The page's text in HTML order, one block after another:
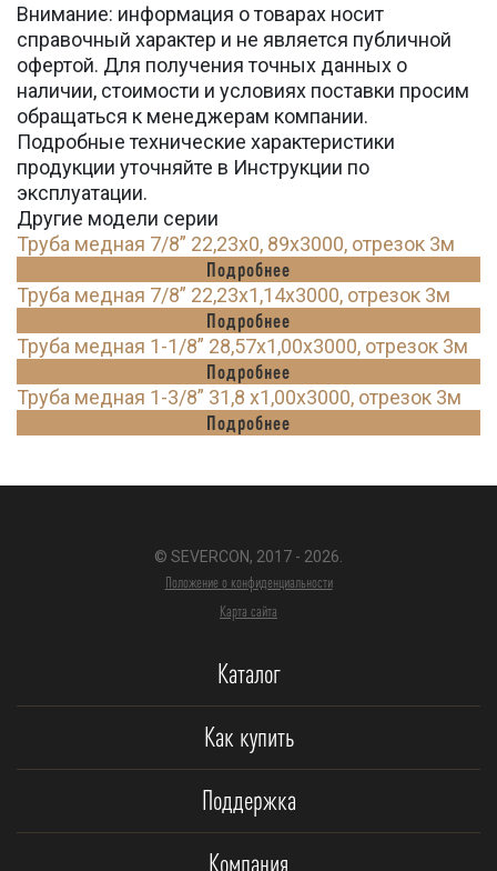
Внимание: информация о товарах носит
справочный характер и не является публичной
офертой. Для получения точных данных о
наличии, стоимости и условиях поставки просим
обращаться к менеджерам компании.
Подробные технические характеристики
продукции уточняйте в Инструкции по
эксплуатации.
Другие модели серии
Труба медная 7/8” 22,23х0, 89х3000, отрезок 3м
Подробнее
Труба медная 7/8” 22,23х1,14х3000, отрезок 3м
Подробнее
Труба медная 1-1/8” 28,57х1,00х3000, отрезок 3м
Подробнее
Труба медная 1-3/8” 31,8 х1,00х3000, отрезок 3м
Подробнее
© SEVERCON, 2017 - 2026.
Положение о конфиденциальности
Карта сайта
Каталог
Как купить
Поддержка
Компания